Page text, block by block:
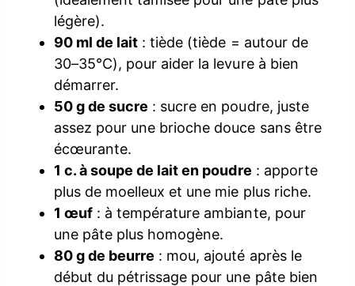
légère).
90 ml de lait : tiède (tiède = autour de
30–35°C), pour aider la levure à bien
démarrer.
50 g de sucre : sucre en poudre, juste
assez pour une brioche douce sans être
écœurante.
1 c. à soupe de lait en poudre : apporte
plus de moelleux et une mie plus riche.
1 œuf : à température ambiante, pour
une pâte plus homogène.
80 g de beurre : mou, ajouté après le
début du pétrissage pour une pâte bien